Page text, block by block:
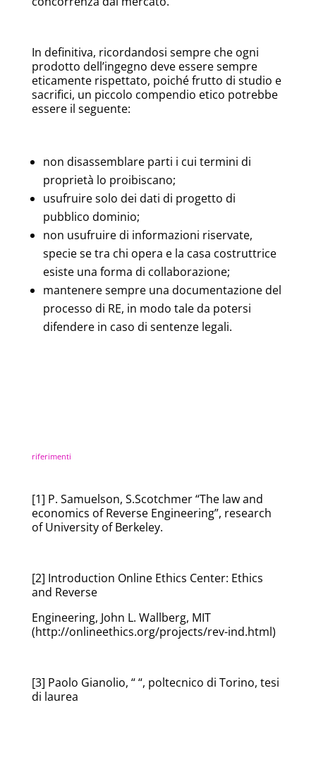
In definitiva, ricordandosi sempre che ogni
prodotto dell’ingegno deve essere sempre
eticamente rispettato, poiché frutto di studio e
sacrifici, un piccolo compendio etico potrebbe
essere il seguente:
non disassemblare parti i cui termini di
proprietà lo proibiscano;
usufruire solo dei dati di progetto di
pubblico dominio;
non usufruire di informazioni riservate,
specie se tra chi opera e la casa costruttrice
esiste una forma di collaborazione;
mantenere sempre una documentazione del
processo di RE, in modo tale da potersi
difendere in caso di sentenze legali.
riferimenti
[1] P. Samuelson, S.Scotchmer “The law and
economics of Reverse Engineering”, research
of University of Berkeley.
[2] Introduction Online Ethics Center: Ethics
and Reverse
Engineering, John L. Wallberg, MIT
(http://onlineethics.org/projects/rev-ind.html)
[3] Paolo Gianolio, “ “, poltecnico di Torino, tesi
di laurea